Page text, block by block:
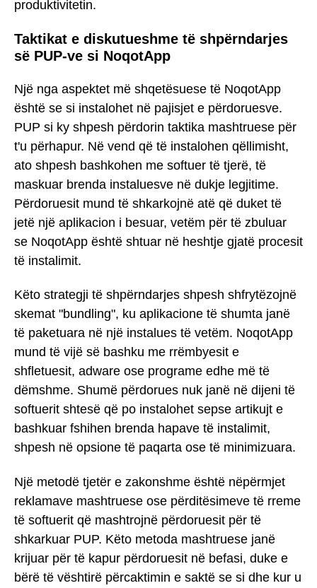
produktivitetin.
Taktikat e diskutueshme të shpërndarjes
së PUP-ve si NoqotApp
Një nga aspektet më shqetësuese të NoqotApp
është se si instalohet në pajisjet e përdoruesve.
PUP si ky shpesh përdorin taktika mashtruese për
t'u përhapur. Në vend që të instalohen qëllimisht,
ato shpesh bashkohen me softuer të tjerë, të
maskuar brenda instaluesve në dukje legjitime.
Përdoruesit mund të shkarkojnë atë që duket të
jetë një aplikacion i besuar, vetëm për të zbuluar
se NoqotApp është shtuar në heshtje gjatë procesit
të instalimit.
Këto strategji të shpërndarjes shpesh shfrytëzojnë
skemat "bundling", ku aplikacione të shumta janë
të paketuara në një instalues të vetëm. NoqotApp
mund të vijë së bashku me rrëmbyesit e
shfletuesit, adware ose programe edhe më të
dëmshme. Shumë përdorues nuk janë në dijeni të
softuerit shtesë që po instalohet sepse artikujt e
bashkuar fshihen brenda hapave të instalimit,
shpesh në opsione të paqarta ose të minimizuara.
Një metodë tjetër e zakonshme është nëpërmjet
reklamave mashtruese ose përditësimeve të rreme
të softuerit që mashtrojnë përdoruesit për të
shkarkuar PUP. Këto metoda mashtruese janë
krijuar për të kapur përdoruesit në befasi, duke e
bërë të vështirë përcaktimin e saktë se si dhe kur u